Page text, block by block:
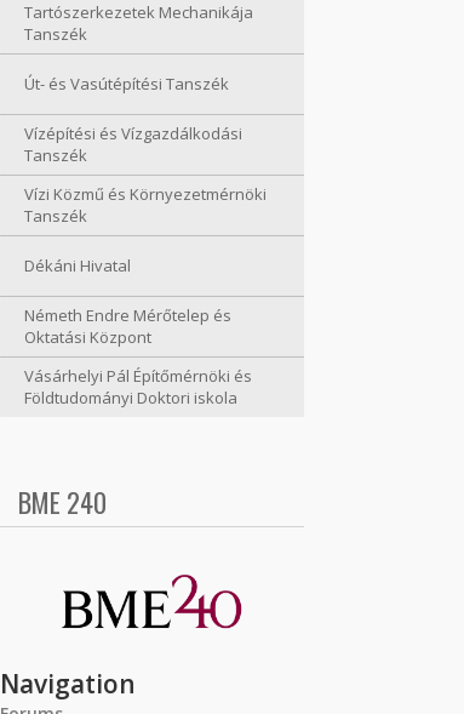
Tartószerkezetek Mechanikája
Tanszék
Út- és Vasútépítési Tanszék
Vízépítési és Vízgazdálkodási
Tanszék
Vízi Közmű és Környezetmérnöki
Tanszék
Dékáni Hivatal
Németh Endre Mérőtelep és
Oktatási Központ
Vásárhelyi Pál Építőmérnöki és
Földtudományi Doktori iskola
BME 240
Navigation